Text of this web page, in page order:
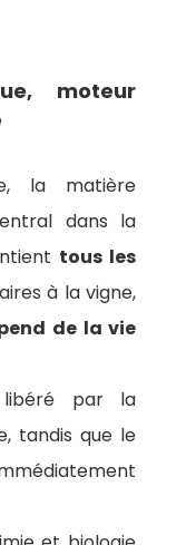
moteur
la matière
dans la
tous les
à la vigne,
de la vie
par la
tandis que le